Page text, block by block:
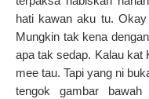
hati kawan aku tu.
Mungkin tak kena
apa tak sedap. Kalau kat
mee tau. Tapi yang ni
tengok gambar